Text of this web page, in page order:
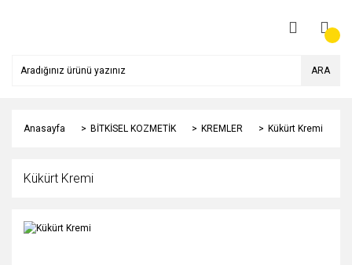
ARA
Anasayfa BİTKİSEL KOZMETİK KREMLER Kükürt Kremi
Kükürt Kremi